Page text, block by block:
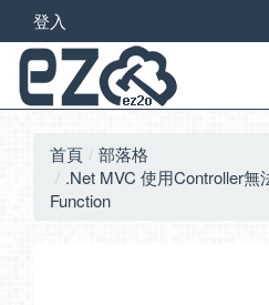
登入
首頁
部落格
.Net MVC 使用Controller無
Function